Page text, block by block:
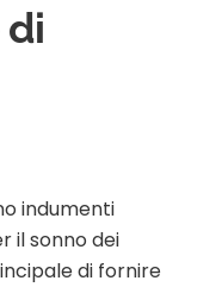
indumenti
il sonno dei
di fornire